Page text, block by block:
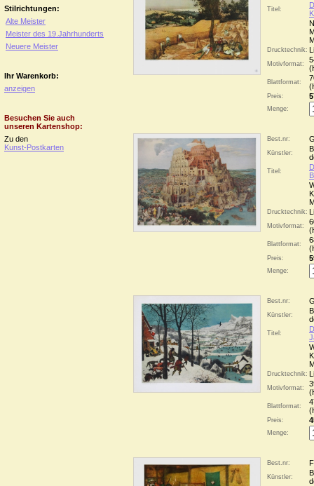
Stilrichtungen:
Alte Meister
Meister des 19.Jahrhunderts
Neuere Meister
Ihr Warenkorb:
anzeigen
Besuchen Sie auch
unseren Kartenshop:
Zu den
Kunst-Postkarten
Titel:
Drucktechnik:
Motivformat:
Blattformat:
Preis:
Menge:
Best.nr:
Künstler:
Titel:
Drucktechnik:
Motivformat:
Blattformat:
Preis:
Menge:
Best.nr:
Künstler:
Titel:
Drucktechnik:
Motivformat:
Blattformat:
Preis:
Menge:
Best.nr:
Künstler: